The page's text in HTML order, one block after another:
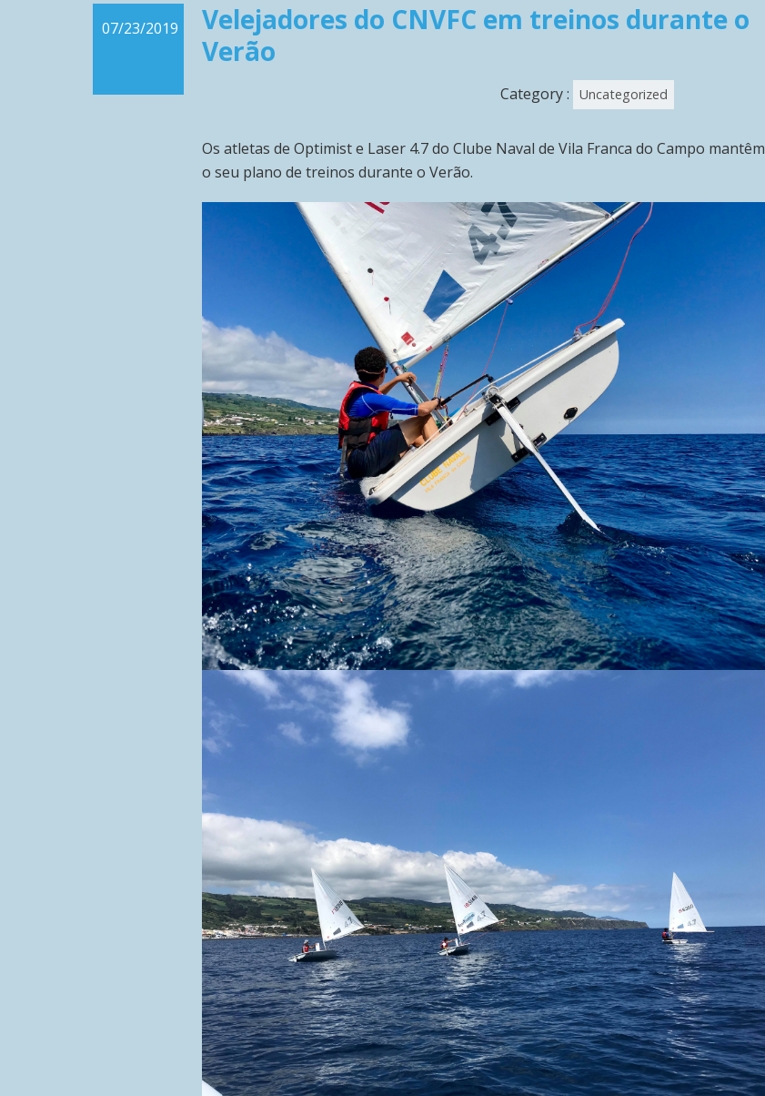
07/23/2019
Velejadores do CNVFC em treinos durante o
Verão
Category : Uncategorized
Os atletas de Optimist e Laser 4.7 do Clube Naval de Vila Franca do Campo mantêm
o seu plano de treinos durante o Verão.